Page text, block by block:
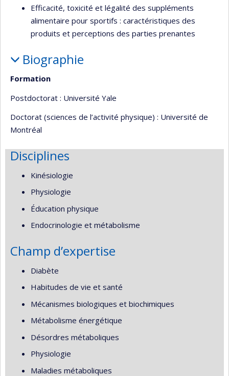
Efficacité, toxicité et légalité des suppléments
alimentaire pour sportifs : caractéristiques des
produits et perceptions des parties prenantes
Biographie
Formation
Postdoctorat : Université Yale
Doctorat (sciences de l’activité physique) : Université de
Montréal
Disciplines
Kinésiologie
Physiologie
Éducation physique
Endocrinologie et métabolisme
Champ d’expertise
Diabète
Habitudes de vie et santé
Mécanismes biologiques et biochimiques
Métabolisme énergétique
Désordres métaboliques
Physiologie
Maladies métaboliques